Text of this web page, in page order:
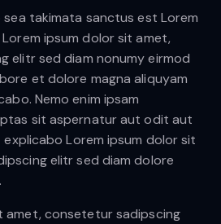
takimata sanctus est Lorem
ipsum dolor sit amet,
elitr sed diam nonumy eirmod
et dolore magna aliquyam
Nemo enim ipsam
sit aspernatur aut odit aut
Lorem ipsum dolor sit
elitr sed diam dolore
amet, consetetur sadipscing